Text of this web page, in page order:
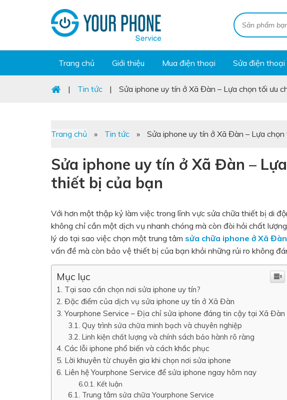
Trang chủ Giới thiệu Mua điện thoại Sửa điện thoại
| Tin tức | Sửa iphone uy tín ở Xã Đàn – Lựa chọn tối ưu
Trang chủ » Tin tức » Sửa iphone uy tín ở Xã Đàn – Lựa
Sửa iphone uy tín ở Xã Đàn –
thiết bị của bạn
Với hơn một thập kỷ làm việc trong lĩnh vực sửa chữa thiết bị di
không chỉ cần một dịch vụ nhanh chóng mà còn đòi hỏi chất
lý do tại sao việc chọn một trung tâm sửa chữa iphone ở Xã Đàn
vấn đề mà còn bảo vệ thiết bị của bạn khỏi những rủi ro không
Mục lục
Tại sao cần chọn nơi sửa iphone uy tín?
Đặc điểm của dịch vụ sửa iphone uy tín ở Xã Đàn
Yourphone Service – Địa chỉ sửa iphone đáng tin cậy tại Xã Đàn
Quy trình sửa chữa minh bạch và chuyên nghiệp
Linh kiện chất lượng và chính sách bảo hành rõ ràng
Các lỗi iphone phổ biến và cách khắc phục
Lời khuyên từ chuyên gia khi chọn nơi sửa iphone
Liên hệ Yourphone Service để sửa iphone ngay hôm nay
Kết luận
Trung tâm sửa chữa Yourphone Service